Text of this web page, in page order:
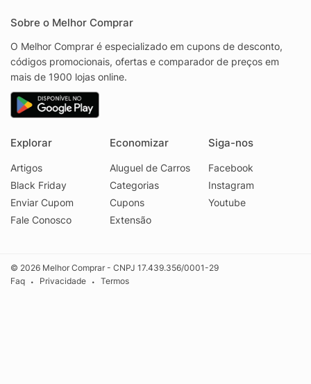
Sobre o Melhor Comprar
O Melhor Comprar é especializado em cupons de desconto,
códigos promocionais, ofertas e comparador de preços em
mais de 1900 lojas online.
Explorar
Artigos
Black Friday
Enviar Cupom
Fale Conosco
Economizar
Aluguel de Carros
Categorias
Cupons
Extensão
Siga-nos
Facebook
Instagram
Youtube
© 2026 Melhor Comprar - CNPJ 17.439.356/0001-29
Faq
• Privacidade • Termos